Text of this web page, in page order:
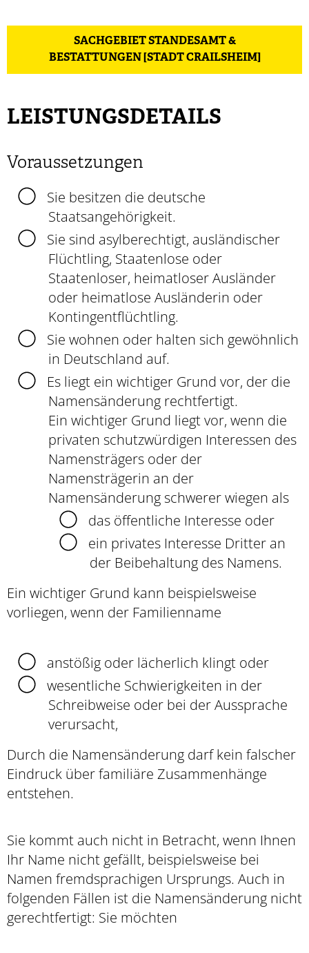
SACHGEBIET STANDESAMT &
BESTATTUNGEN [STADT CRAILSHEIM]
LEISTUNGSDETAILS
Voraussetzungen
Sie besitzen die deutsche
Staatsangehörigkeit.
Sie sind asylberechtigt, ausländischer
Flüchtling, Staatenlose oder
Staatenloser, heimatloser Ausländer
oder heimatlose Ausländerin oder
Kontingentflüchtling.
Sie wohnen oder halten sich gewöhnlich
in Deutschland auf.
Es liegt ein wichtiger Grund vor, der die
Namensänderung rechtfertigt.
Ein wichtiger Grund liegt vor, wenn die
privaten schutzwürdigen Interessen des
Namensträgers oder der
Namensträgerin an der
Namensänderung schwerer wiegen als
das öffentliche Interesse oder
ein privates Interesse Dritter an
der Beibehaltung des Namens.
Ein wichtiger Grund kann beispielsweise
vorliegen, wenn der Familienname
anstößig oder lächerlich klingt oder
wesentliche Schwierigkeiten in der
Schreibweise oder bei der Aussprache
verursacht,
Durch die Namensänderung darf kein falscher
Eindruck über familiäre Zusammenhänge
entstehen.
Sie kommt auch nicht in Betracht, wenn Ihnen
Ihr Name nicht gefällt, beispielsweise bei
Namen fremdsprachigen Ursprungs. Auch in
folgenden Fällen ist die Namensänderung nicht
gerechtfertigt: Sie möchten